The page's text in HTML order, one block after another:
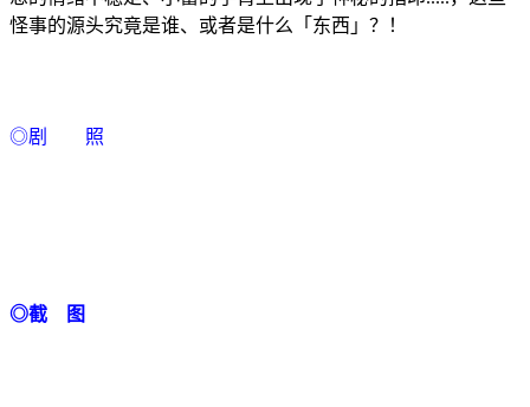
怪事的源头究竟是谁、或者是什么「东西」？！
◎剧 照
◎截 图